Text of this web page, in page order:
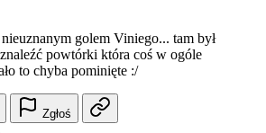
golem Viniego... tam był
powtórki która coś w ogóle
to chyba pominięte :/
Zgłoś